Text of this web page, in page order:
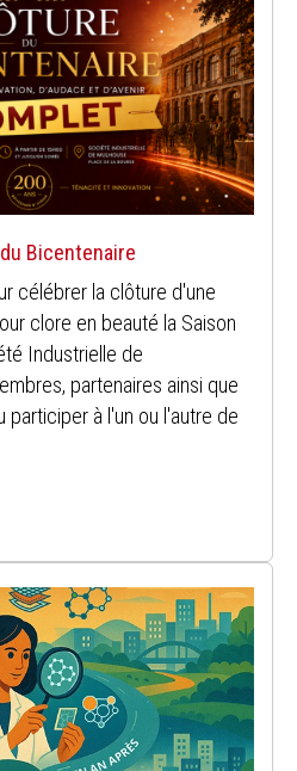
Bicentenaire
célébrer la clôture d'une
clore en beauté la Saison
Industrielle de
partenaires ainsi que
à l'un ou l'autre de